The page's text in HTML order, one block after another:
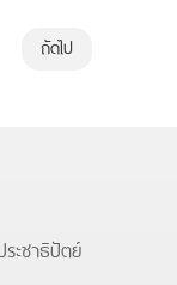
ถัดไป
ะชาธิปัตย์